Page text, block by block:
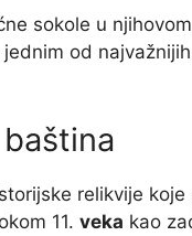
sokole u
jednim od
relikvije koje
11. veka kao